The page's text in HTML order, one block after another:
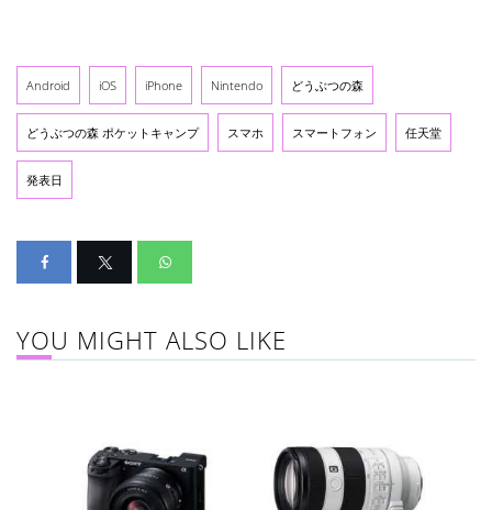
Android iOS iPhone Nintendo どうぶつの森
どうぶつの森 ポケットキャンプ スマホ スマートフォン 任天堂
発表日
YOU MIGHT ALSO LIKE